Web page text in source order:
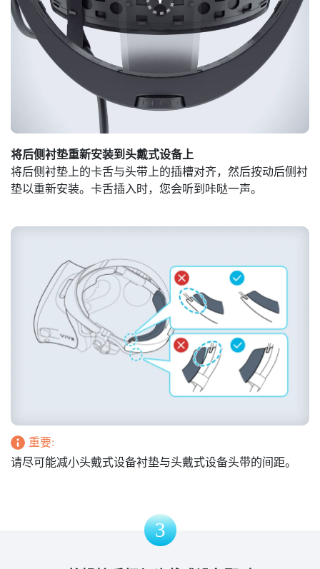
将后侧衬垫重新安装到头戴式设备上
将后侧衬垫上的卡舌与头带上的插槽对齐，然后按动后侧衬
垫以重新安装。卡舌插入时，您会听到咔哒一声。
重要:
请尽可能减小头戴式设备衬垫与头戴式设备头带的间距。
3